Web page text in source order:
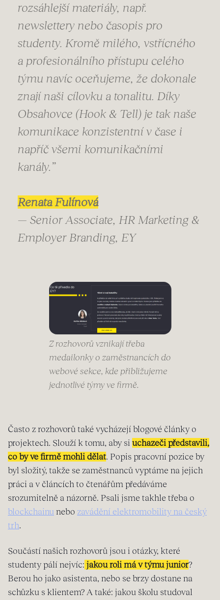
rozsáhlejší materiály, např.
newslettery nebo časopis pro
studenty. Kromě milého, vstřícného
a profesionálního přístupu celého
týmu navíc oceňujeme, že dokonale
znají naši cílovku a tonalitu. Díky
Obsahovce (Hook & Tell) je tak naše
komunikace konzistentní v čase i
napříč všemi komunikačními
kanály.”
Renata Fulínová
— Senior Associate, HR Marketing &
Employer Branding, EY
Z rozhovorů vznikají třeba
medailonky o zaměstnancích do
webové sekce, kde přibližujeme
jednotlivé týmy ve firmě.
Často z rozhovorů také vycházejí blogové články o
projektech. Slouží k tomu, aby si uchazeči představili,
co by ve firmě mohli dělat. Popis pracovní pozice by
byl složitý, takže se zaměstnanců vyptáme na jejich
práci a v článcích to čtenářům předáváme
srozumitelně a názorně. Psali jsme takhle třeba o
blockchainu nebo zavádění elektromobility na český
trh.
Součástí našich rozhovorů jsou i otázky, které
studenty pálí nejvíc: jakou roli má v týmu junior?
Berou ho jako asistenta, nebo se brzy dostane na
schůzku s klientem? A také: jakou školu studoval